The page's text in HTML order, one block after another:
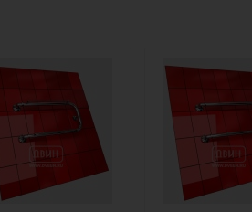
до подъезда
и другие).